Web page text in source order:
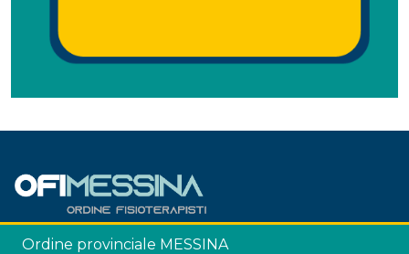
Ordine provinciale MESSINA